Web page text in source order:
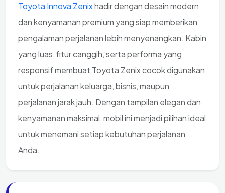
Toyota Innova Zenixhadir dengan desain modern
dan kenyamanan premium yang siap memberikan
pengalaman perjalanan lebih menyenangkan. Kabin
yang luas, fitur canggih, serta performa yang
responsif membuat Toyota Zenix cocok digunakan
untuk perjalanan keluarga, bisnis, maupun
perjalanan jarak jauh. Dengan tampilan elegan dan
kenyamanan maksimal, mobil ini menjadi pilihan ideal
untuk menemani setiap kebutuhan perjalanan
Anda.